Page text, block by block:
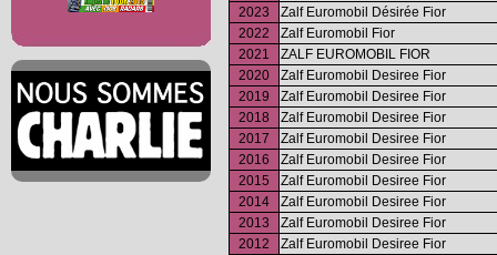
2023
Zalf Euromobil Désirée Fior
2022
Zalf Euromobil Fior
2021
ZALF EUROMOBIL FIOR
2020
Zalf Euromobil Desiree Fior
2019
Zalf Euromobil Desiree Fior
2018
Zalf Euromobil Desiree Fior
2017
Zalf Euromobil Desiree Fior
2016
Zalf Euromobil Desiree Fior
2015
Zalf Euromobil Desiree Fior
2014
Zalf Euromobil Desiree Fior
2013
Zalf Euromobil Desiree Fior
2012
Zalf Euromobil Desiree Fior